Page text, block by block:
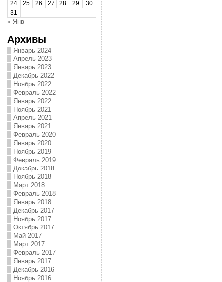
24
25 26 27 28 29
30
31
« Янв
Архивы
Январь 2024
Апрель 2023
Январь 2023
Декабрь 2022
Ноябрь 2022
Февраль 2022
Январь 2022
Ноябрь 2021
Апрель 2021
Январь 2021
Февраль 2020
Январь 2020
Ноябрь 2019
Февраль 2019
Декабрь 2018
Ноябрь 2018
Март 2018
Февраль 2018
Январь 2018
Декабрь 2017
Ноябрь 2017
Октябрь 2017
Май 2017
Март 2017
Февраль 2017
Январь 2017
Декабрь 2016
Ноябрь 2016